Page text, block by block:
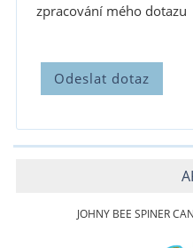
zpracování mého dotazu
JOHNY BEE SPINER